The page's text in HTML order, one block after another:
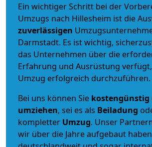
Ein wichtiger Schritt bei der
Umzugs nach Hillesheim ist die
zuverlässigen
Darmstadt. Es ist wichtig,
das Unternehmen über die
Erfahrung und Ausrüstung
Umzug erfolgreich durchzuführen.
Bei uns können Sie kostengünstig
umziehen, sei es als Beiladung
kompletter Umzug. Unser
wir über die Jahre aufgebaut